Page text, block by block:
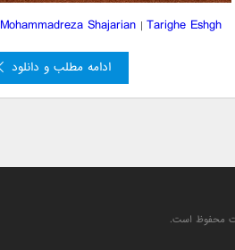
Mohammadreza Shajarian | Tarighe Eshgh
ادامه مطلب و دانلود
محفوظ است.